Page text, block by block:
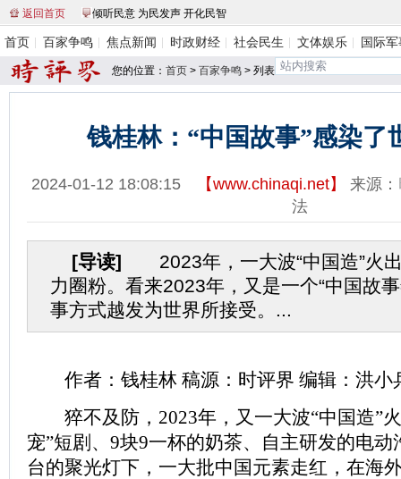
返回首页 倾听民意 为民发声 开化民智
首页 百家争鸣 焦点新闻 时政财经 社会民生 文体娱乐 国际
您的位置： 首页 > 百家争鸣 > 列表
钱桂林：“中国故事”感染了
2024-01-12 18:08:15 【www.chinaqi.net】 来源：
法
[导读] 2023年，一大波“中国造”火
力圈粉。看来2023年，又是一个“中国故
事方式越发为世界所接受。...
作者：钱桂林 稿源：时评界 编辑：洪小
猝不及防，2023年，又一大波“中国造”
宠”短剧、9块9一杯的奶茶、自主研发的电
台的聚光灯下，一大批中国元素走红，在海